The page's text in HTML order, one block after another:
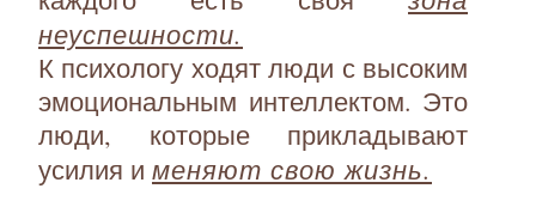
неуспешности.
К психологу ходят люди с высоким
эмоциональным интеллектом. Это
люди, которые прикладывают
усилия и меняют свою жизнь.